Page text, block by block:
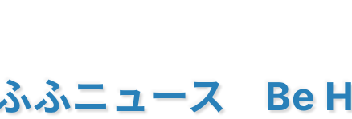
ふニュース Be